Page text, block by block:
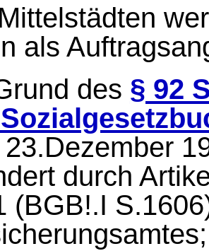
als
des § 92
durch
(BGB!.I